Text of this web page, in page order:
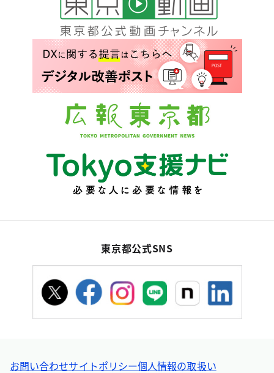
東京都公式SNS
お問い合わせサイトポリシー個人情報の取扱い